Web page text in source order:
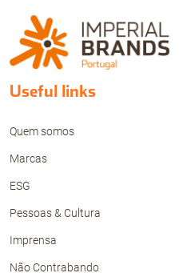
Useful links
Quem somos
Marcas
ESG
Pessoas & Cultura
Imprensa
Não Contrabando